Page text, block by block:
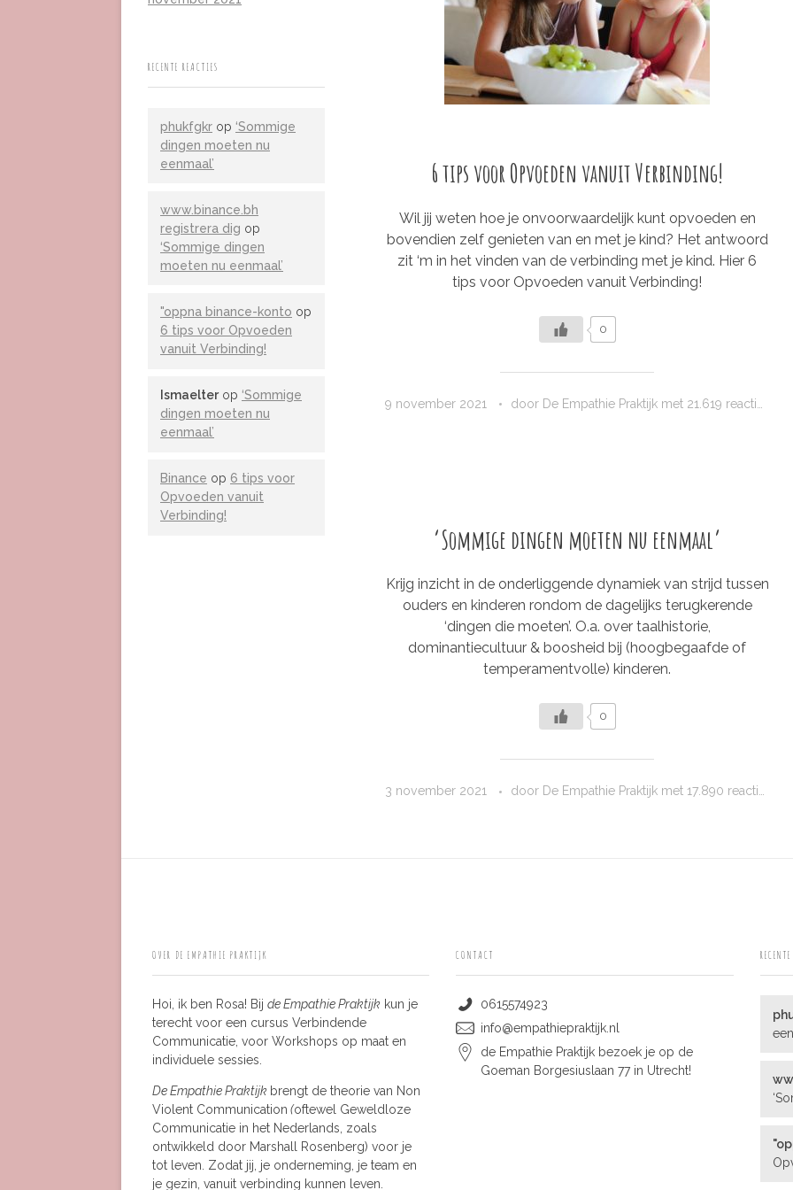
6 tips voor Opvoeden vanuit Verbinding!
9 november 2021 door De Empathie Praktijk met 21.619 reacties
Wil jij weten hoe je onvoorwaardelijk kunt opvoeden en
bovendien zelf genieten van en met je kind? Het antwoord
zit ‘m in het vinden van de verbinding met je kind. Hier 6
tips voor Opvoeden vanuit Verbinding!
0
‘Sommige dingen moeten nu eenmaal’
3 november 2021 door De Empathie Praktijk met 17.890 reacties
Krijg inzicht in de onderliggende dynamiek van strijd tussen
ouders en kinderen rondom de dagelijks terugkerende
‘dingen die moeten’. O.a. over taalhistorie,
dominantiecultuur & boosheid bij (hoogbegaafde of
temperamentvolle) kinderen.
0
RECENTE REACTIES
phukfgkr op ‘Sommige
dingen moeten nu
eenmaal’
www.binance.bh
registrera dig op
‘Sommige dingen
moeten nu eenmaal’
"oppna binance-konto op
6 tips voor Opvoeden
vanuit Verbinding!
Ismaelterop ‘Sommige
dingen moeten nu
eenmaal’
Binance op 6 tips voor
Opvoeden vanuit
Verbinding!
OVER DE EMPATHIE PRAKTIJK
Hoi, ik ben Rosa! Bij de Empathie Praktijk kun je
terecht voor een cursus Verbindende
Communicatie, voor Workshops op maat en
individuele sessies.
De Empathie Praktijk brengt de theorie van Non
Violent Communication (oftewel Geweldloze
Communicatie in het Nederlands, zoals
ontwikkeld door Marshall Rosenberg) voor je
tot leven. Zodat jij, je onderneming, je team en
je gezin, vanuit verbinding kunnen leven.
CONTACT
0615574923
info@empathiepraktijk.nl
de Empathie Praktijk bezoek je op de
Goeman Borgesiuslaan 77 in Utrecht!